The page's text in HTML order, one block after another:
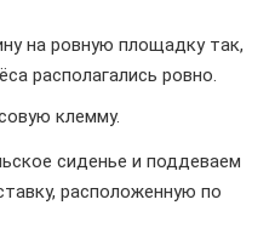
на ровную площадку так,
располагались ровно.
клемму.
сиденье и поддеваем
расположенную по